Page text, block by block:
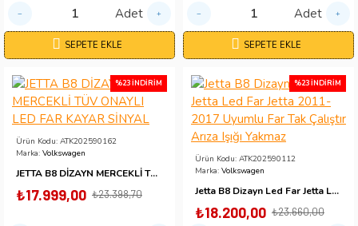
Adet
SEPETE EKLE
Adet
SEPETE EKLE
%23 İNDIRIM
Ürün Kodu: ATK202590162
Marka: Volkswagen
JETTA B8 DİZAYN MERCEKLİ TÜV ONAYLI LED FAR KAYAR SİNYAL
₺17.999,00 ₺23.398,70
%23 İNDIRIM
Ürün Kodu: ATK202590112
Marka: Volkswagen
Jetta B8 Dizayn Led Far Jetta Led Far Jetta 2011-2017 Uyumlu Far Tak Çalıştır Arıza Işığı Yakmaz
₺18.200,00 ₺23.660,00